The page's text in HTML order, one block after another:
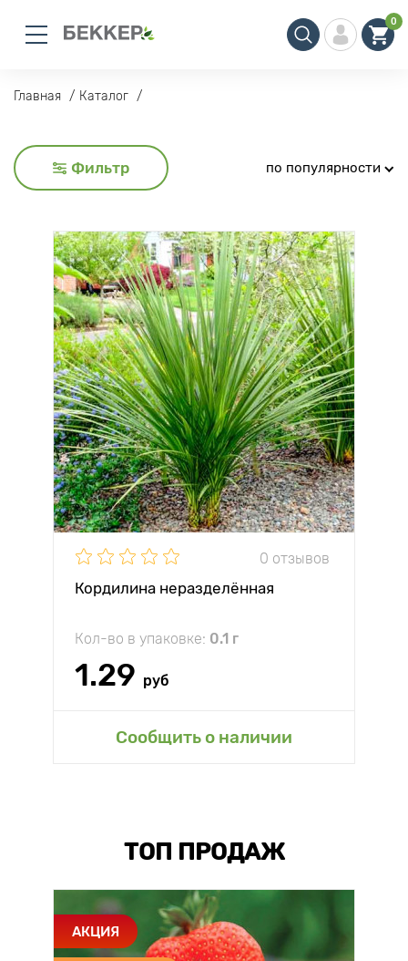
0
Главная Каталог
Фильтр по популярности
0 отзывов
Кордилина неразделённая
Кол-во в упаковке: 0.1 г
1.29 руб
Сообщить о наличии
ТОП ПРОДАЖ
АКЦИЯ